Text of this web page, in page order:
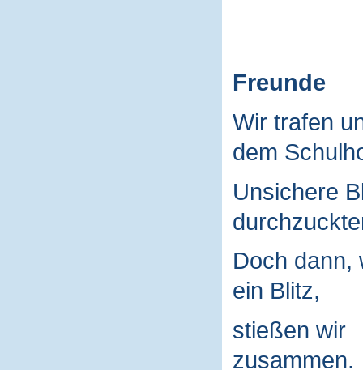
Freunde
Wir trafen
dem
Unsichere
Doch dann,
ein Blitz,
stießen wir
zusammen.